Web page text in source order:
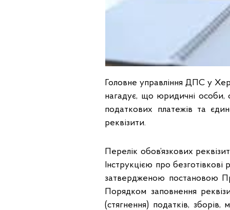
Головне управління ДПС у
нагадує, що юридичні особи,
податкових платежів та
реквізити.
Перелік обов’язкових
Інструкцією про
затвердженою постановою
Порядком заповнення
(стягнення) податків, зборів,